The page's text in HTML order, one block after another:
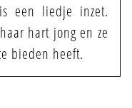
een liedje inzet.
hart jong en ze
bieden heeft.